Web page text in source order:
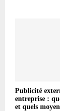
Publicité
entreprise :
et quels